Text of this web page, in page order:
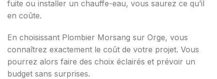
fuite ou installer un chauffe-eau, vous saurez ce qu’il
en coûte.
En choisissant Plombier Morsang sur Orge, vous
connaîtrez exactement le coût de votre projet. Vous
pourrez alors faire des choix éclairés et prévoir un
budget sans surprises.